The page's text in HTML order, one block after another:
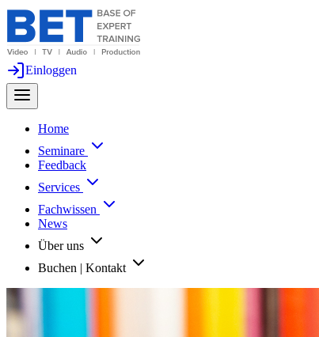
Einloggen
Home
Seminare
Feedback
Services
Fachwissen
News
Über uns
Buchen | Kontakt